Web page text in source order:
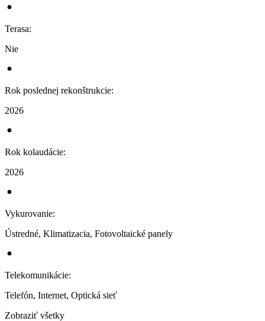
Terasa:
Nie
Rok poslednej rekonštrukcie:
2026
Rok kolaudácie:
2026
Vykurovanie:
Ústredné, Klimatizacia, Fotovoltaické panely
Telekomunikácie:
Telefón, Internet, Optická sieť
Zobraziť všetky